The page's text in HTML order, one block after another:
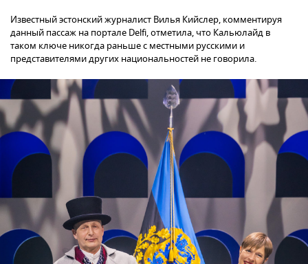
Известный эстонский журналист Вилья Кийслер, комментируя
данный пассаж на портале Delfi, отметила, что Кальюлайд в
таком ключе никогда раньше с местными русскими и
представителями других национальностей не говорила.